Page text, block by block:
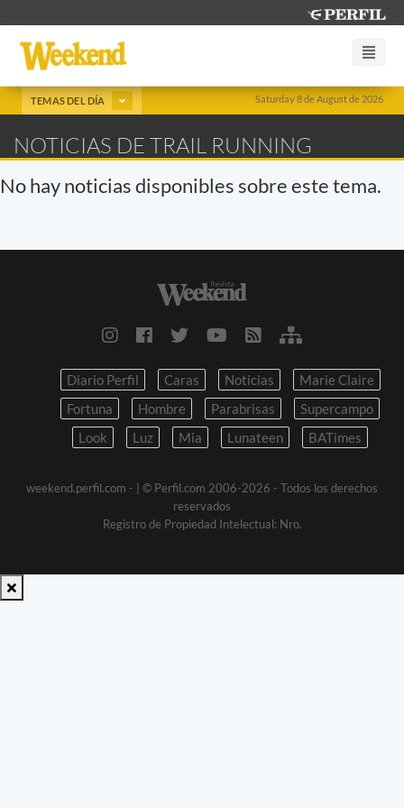
Saturday 8 de August de 2026
TEMAS DEL DÍA
NOTICIAS DE TRAIL RUNNING
No hay noticias disponibles sobre este tema.
Diario Perfil Caras Noticias
Marie Claire
Fortuna
Hombre Parabrisas
Supercampo
Look
Luz Mia Lunateen BATimes
weekend.perfil.com -
| © Perfil.com 2006-2026 - Todos los derechos
reservados
Registro de Propiedad Intelectual: Nro.